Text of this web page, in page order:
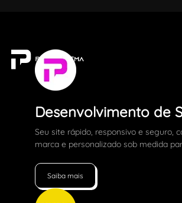
Desenvolvimento de
Seu site rápido, responsivo e seguro,
marca e personalizado sob medida
Saiba mais